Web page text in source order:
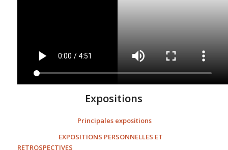
Expositions
Principales expositions
EXPOSITIONS PERSONNELLES ET
RETROSPECTIVES